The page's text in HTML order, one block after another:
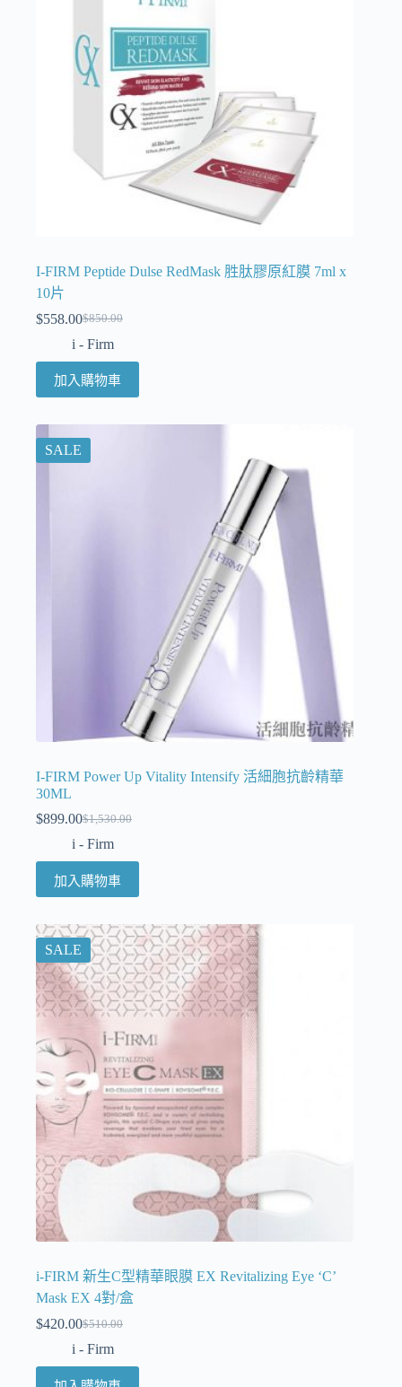
I-FIRM Peptide Dulse RedMask 胜肽膠原紅膜 7ml x
10片
$850.00
$558.00
i - Firm
加入購物車
SALE
I-FIRM Power Up Vitality Intensify 活細胞抗齡精華
30ML
$1,530.00
$899.00
i - Firm
加入購物車
SALE
i-FIRM 新生C型精華眼膜 EX Revitalizing Eye ‘C’
Mask EX 4對/盒
$510.00
$420.00
i - Firm